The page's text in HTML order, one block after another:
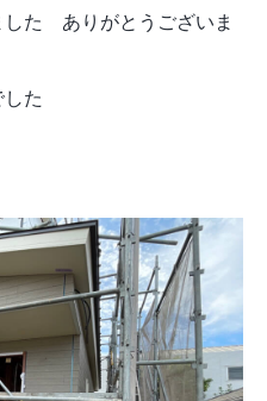
した ありがとうございま
た